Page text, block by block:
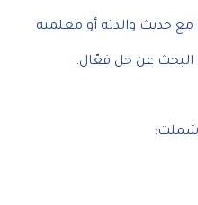
حديث والدته أو معلميه
البحث عن حل فعّال.
شملت: